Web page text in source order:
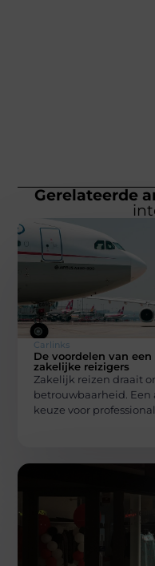
Gerelateerde
Carlinks
De voordelen van
zakelijke reizigers
Zakelijk reizen draait
betrouwbaarheid. Een
keuze voor